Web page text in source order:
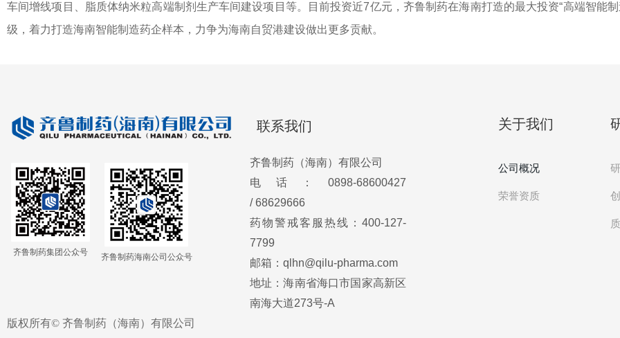
车间增线项目、脂质体纳米粒高端制剂生产车间建设项目等。目前投资近7亿元，齐鲁制药在海南打造的最大投资“高端智能
级，着力打造海南智能制造药企样本，力争为海南自贸港建设做出更多贡献。
齐鲁制药集团公众号 齐鲁制药海南公司公众号
关于我们
公司概况
荣誉资质
版权所有© 齐鲁制药（海南）有限公司
联系我们
齐鲁制药（海南）有限公司
电话：0898-68600427
/68629666
药物警戒客服热线：400-127-
7799
邮箱：qlhn@qilu-pharma.com
地址：海南省海口市国家高新区
南海大道273号-A